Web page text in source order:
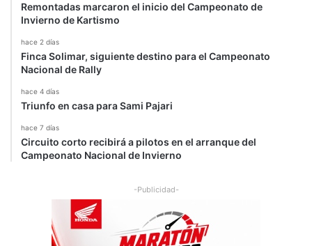
Remontadas marcaron el inicio del Campeonato de
Invierno de Kartismo
hace 2 días
Finca Solimar, siguiente destino para el Campeonato
Nacional de Rally
hace 4 días
Triunfo en casa para Sami Pajari
hace 7 días
Circuito corto recibirá a pilotos en el arranque del
Campeonato Nacional de Invierno
-Publicidad-